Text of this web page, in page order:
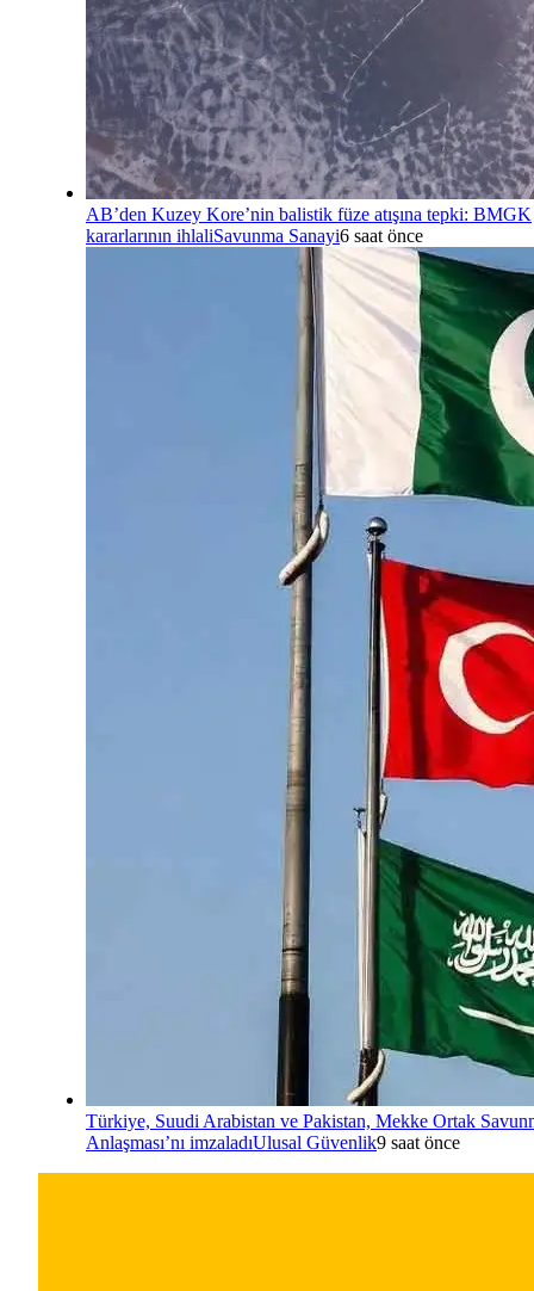
AB’den Kuzey Kore’nin balistik füze atışına tepki: BMGK
kararlarının ihlaliSavunma Sanayi6 saat önce
Türkiye, Suudi Arabistan ve Pakistan, Mekke Ortak
Anlaşması’nı imzaladıUlusal Güvenlik9 saat önce